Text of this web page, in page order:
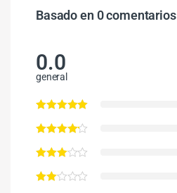
Basado en 0 comentarios
0.0
general